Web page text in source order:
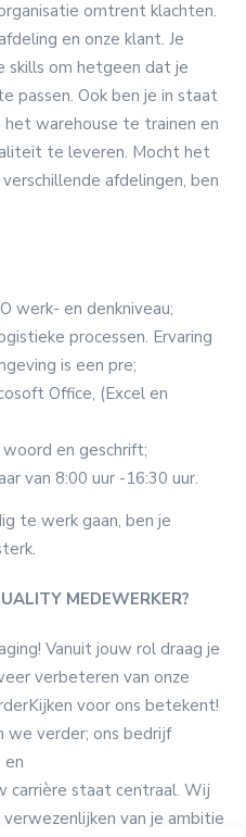
omtrent klachten.
en onze klant. Je
skills om hetgeen dat je
passen. Ook ben je in staat
het warehouse te trainen en
te leveren. Mocht het
afdelingen, ben
werk- en denkniveau;
processen. Ervaring
is een pre;
Office, (Excel en
en geschrift;
van 8:00 uur -16:30 uur.
te werk gaan, ben je
MEDEWERKER?
Vanuit jouw rol draag je
verbeteren van onze
voor ons betekent!
we verder; ons bedrijf
en
carrière staat centraal. Wij
van je ambitie